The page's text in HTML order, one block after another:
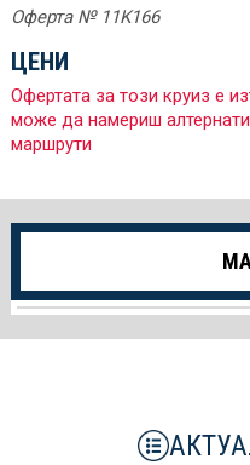
Оферта № 11K166
ЦЕНИ
Офертата за този круиз е
може да намериш
маршрути
Още
за
Круиза